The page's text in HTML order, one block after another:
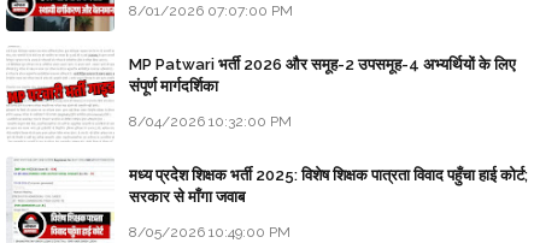
8/01/2026 07:07:00 PM
MP Patwari भर्ती 2026 और समूह-2 उपसमूह-4 अभ्यर्थियों के लिए
संपूर्ण मार्गदर्शिका
8/04/2026 10:32:00 PM
मध्य प्रदेश शिक्षक भर्ती 2025: विशेष शिक्षक पात्रता विवाद पहुँचा हाई कोर्ट;
सरकार से माँगा जवाब
8/05/2026 10:49:00 PM